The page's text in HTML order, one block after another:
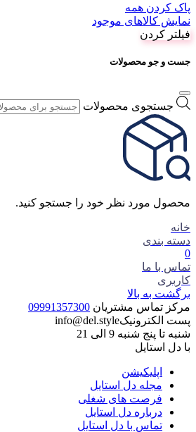
پاک کردن همه
نمایش کالاهای موجود
فیلتر کردن
جست و جو محصولات
جستجوی محصولات
محصول مورد نظر خود را جستجو کنید.
خانه
دسته بندی
0
تماس با ما
کاربری
برگشت به بالا
مرکز تماس مشتریان 09991357300
پست الکترونیکinfo@del.style
شنبه تا پنج شنبه 9 الی 21
با دل استایل
اپلیکیشن
مجله دل استایل
فرصت های شغلی
درباره دل استایل
تماس با دل استایل